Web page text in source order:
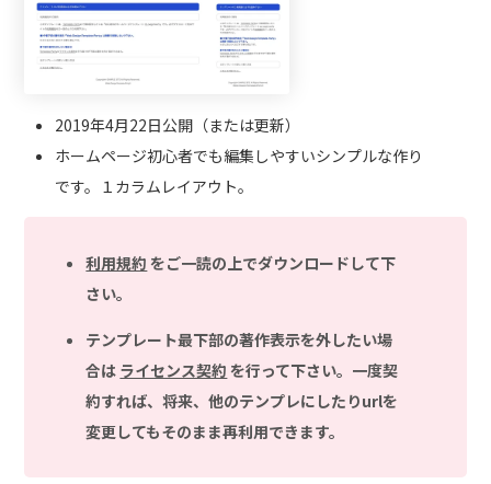
2019年4月22日公開（または更新）
ホームページ初心者でも編集しやすいシンプルな作り
です。１カラムレイアウト。
利用規約 をご一読の上でダウンロードして下
さい。
テンプレート最下部の著作表示を外したい場
合は ライセンス契約 を行って下さい。一度契
約すれば、将来、他のテンプレにしたりurlを
変更してもそのまま再利用できます。